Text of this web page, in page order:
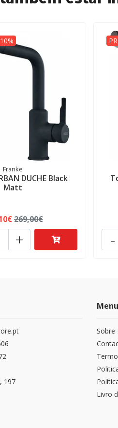
Franke
DUCHE Black
Matt
269,00€
+ -
197
Menu
Sobre
Livro